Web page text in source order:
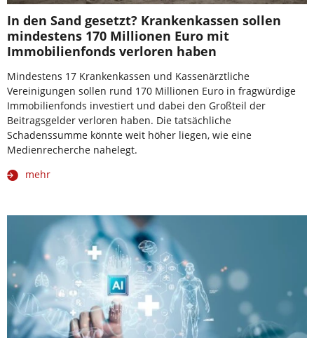
In den Sand gesetzt? Krankenkassen sollen
mindestens 170 Millionen Euro mit
Immobilienfonds verloren haben
Mindestens 17 Krankenkassen und Kassenärztliche
Vereinigungen sollen rund 170 Millionen Euro in fragwürdige
Immobilienfonds investiert und dabei den Großteil der
Beitragsgelder verloren haben. Die tatsächliche
Schadenssumme könnte weit höher liegen, wie eine
Medienrecherche nahelegt.
mehr